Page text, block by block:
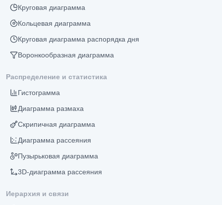
Круговая диаграмма
Кольцевая диаграмма
Круговая диаграмма распорядка дня
Воронкообразная диаграмма
Распределение и статистика
Гистограмма
Диаграмма размаха
Скрипичная диаграмма
Диаграмма рассеяния
Пузырьковая диаграмма
3D-диаграмма рассеяния
Иерархия и связи